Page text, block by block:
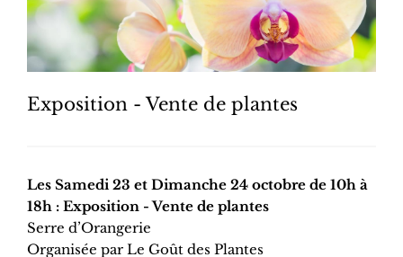
Exposition - Vente de plantes
Les Samedi 23 et Dimanche 24 octobre de 10h à
18h : Exposition - Vente de plantes
Serre d’Orangerie
Organisée par Le Goût des Plantes